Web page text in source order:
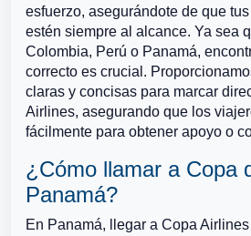
esfuerzo, asegurándote de que
estén siempre al alcance. Ya sea
Colombia, Perú o Panamá,
correcto es crucial.
claras y concisas para marcar
Airlines, asegurando que los
fácilmente para obtener apoyo o
¿Cómo llamar a Copa
Panamá?
En Panamá, llegar a Copa